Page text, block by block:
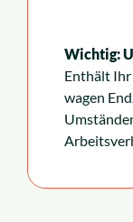
Wichtig:
Enthält
wagen